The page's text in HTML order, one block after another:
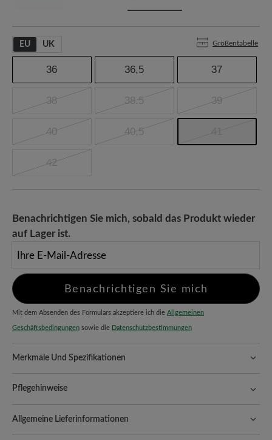
EU UK Größentabelle
36 36,5 37
38 38.5 39
40 40,5
42
Benachrichtigen Sie mich, sobald das Produkt wieder
auf Lager ist.
Benachrichtigen Sie mich
Mit dem Absenden des Formulars akzeptiere ich die Allgemeinen
Geschäftsbedingungen sowie die Datenschutzbestimmungen
Merkmale Und Spezifikationen
Natürlich geformte Schuhe, handgefertigt hergestellt.
Komfort für jeden Schritt:Textil überzeugt durch seine Leichtigkeit
und Atmungsaktivität. Zudem passt sich das flexible Material ideal
Pflegehinweise
richtigen Pflege bleiben sie frisch, farbintensiv und optimal
geschützt. So geht’s:
Allgemeine Lieferinformationen